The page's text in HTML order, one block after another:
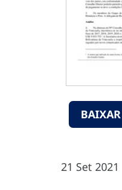
BAIXAR
21 Set 2021